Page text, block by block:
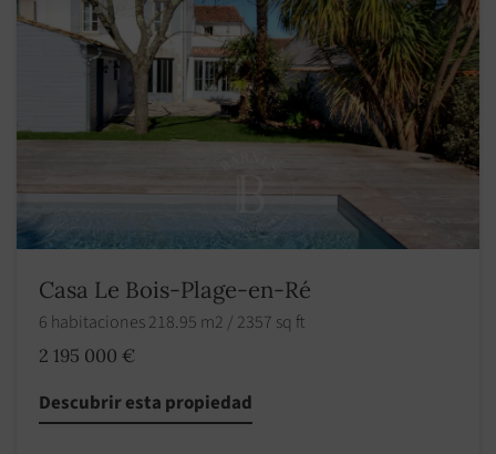
Casa Le Bois-Plage-en-Ré
6 habitaciones 218.95 m2 / 2357 sq ft
2 195 000 €
Descubrir esta propiedad